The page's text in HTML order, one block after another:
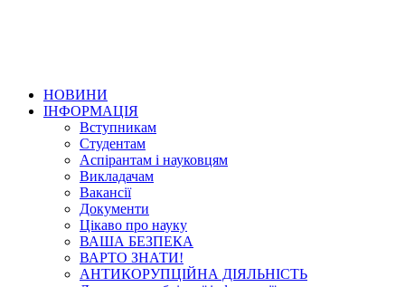
НОВИНИ
ІНФОРМАЦІЯ
Вступникам
Студентам
Аспірантам і науковцям
Викладачам
Вакансії
Документи
Цікаво про науку
ВАША БЕЗПЕКА
ВАРТО ЗНАТИ!
АНТИКОРУПЦІЙНА ДІЯЛЬНІСТЬ